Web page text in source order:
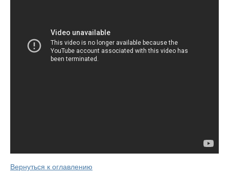
Вернуться к оглавлению